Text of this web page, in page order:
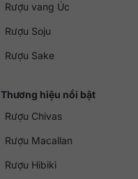
Rượu vang Úc
Rượu Soju
Rượu Sake
Thương hiệu nổi bật
Rượu Chivas
Rượu Macallan
Rượu Hibiki